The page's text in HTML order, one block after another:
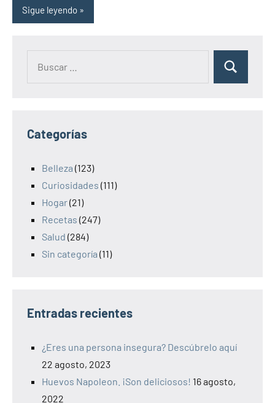
Sigue leyendo
Categorías
Belleza (123)
Curiosidades (111)
Hogar(21)
Recetas (247)
Salud (284)
Sin categoría (11)
Entradas recientes
¿Eres una persona insegura? Descúbrelo aquí
22 agosto, 2023
Huevos Napoleon. ¡Son deliciosos! 16 agosto,
2022